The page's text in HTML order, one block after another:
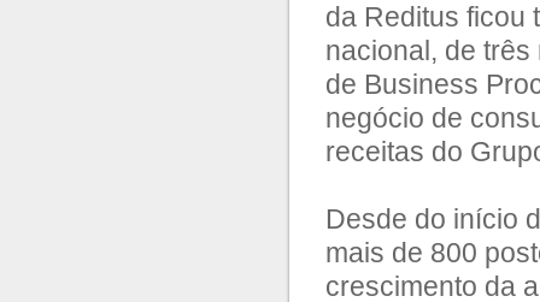
da Reditus ficou
nacional, de
de Business
negócio de
receitas do
Desde do início
mais de 800
crescimento da